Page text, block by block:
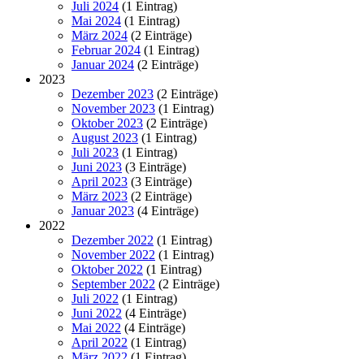
Juli 2024 (1 Eintrag)
Mai 2024 (1 Eintrag)
März 2024 (2 Einträge)
Februar 2024 (1 Eintrag)
Januar 2024 (2 Einträge)
2023
Dezember 2023 (2 Einträge)
November 2023 (1 Eintrag)
Oktober 2023 (2 Einträge)
August 2023 (1 Eintrag)
Juli 2023 (1 Eintrag)
Juni 2023 (3 Einträge)
April 2023 (3 Einträge)
März 2023 (2 Einträge)
Januar 2023 (4 Einträge)
2022
Dezember 2022 (1 Eintrag)
November 2022 (1 Eintrag)
Oktober 2022 (1 Eintrag)
September 2022 (2 Einträge)
Juli 2022 (1 Eintrag)
Juni 2022 (4 Einträge)
Mai 2022 (4 Einträge)
April 2022 (1 Eintrag)